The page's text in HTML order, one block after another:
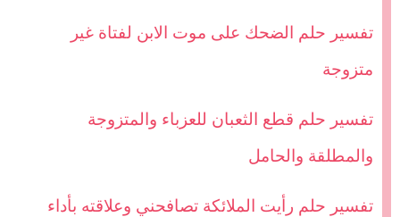
تفسير حلم الضحك على موت الابن لفتاة غير
متزوجة
تفسير حلم قطع الثعبان للعزباء والمتزوجة
والمطلقة والحامل
تفسير حلم رأيت الملائكة تصافحني وعلاقته بأداء